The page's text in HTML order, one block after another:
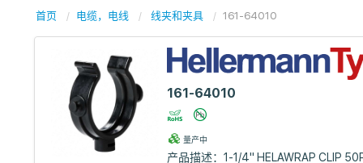
首页 电缆，电线 线夹和夹具 161-64010
161-64010
量产中
产品描述：1-1/4" HELAWRAP CLIP